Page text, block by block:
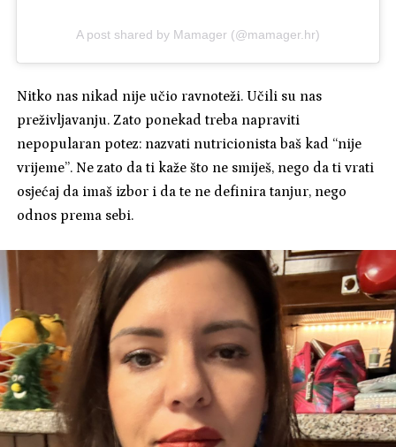
A post shared by Mamager (@mamager.hr)
Nitko nas nikad nije učio ravnoteži. Učili su nas
preživljavanju. Zato ponekad treba napraviti
nepopularan potez: nazvati nutricionista baš kad “nije
vrijeme”. Ne zato da ti kaže što ne smiješ, nego da ti vrati
osjećaj da imaš izbor i da te ne definira tanjur, nego
odnos prema sebi.